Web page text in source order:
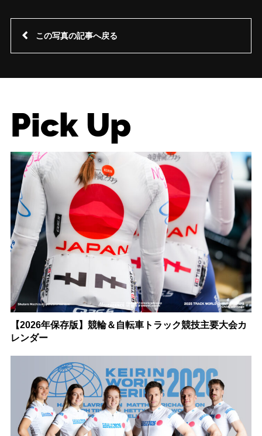
この写真の記事へ戻る
Pick Up
【2026年保存版】競輪＆自転車トラック競技主要大会カ
レンダー